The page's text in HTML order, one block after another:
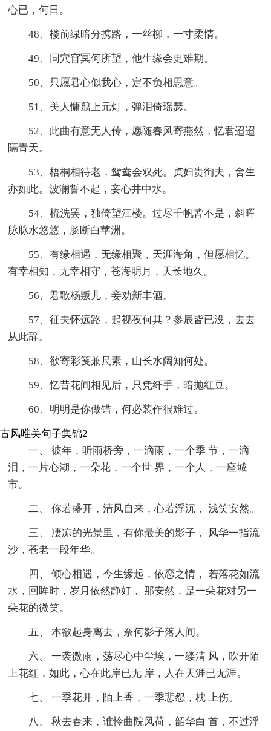
心已，何日。
48、楼前绿暗分携路，一丝柳，一寸柔情。
49、同穴窅冥何所望，他生缘会更难期。
50、只愿君心似我心，定不负相思意。
51、美人慵翦上元灯，弹泪倚瑶瑟。
52、此曲有意无人传，愿随春风寄燕然，忆君迢迢
隔青天。
53、梧桐相待老，鸳鸯会双死。贞妇贵徇夫，舍生
亦如此。波澜誓不起，妾心井中水。
54、梳洗罢，独倚望江楼。过尽千帆皆不是，斜晖
脉脉水悠悠，肠断白苹洲。
55、有缘相遇，无缘相聚，天涯海角，但愿相忆。
有幸相知，无幸相守，苍海明月，天长地久。
56、君歌杨叛儿，妾劝新丰酒。
57、征夫怀远路，起视夜何其？参辰皆已没，去去
从此辞。
58、欲寄彩笺兼尺素，山长水阔知何处。
59、忆昔花间相见后，只凭纤手，暗抛红豆。
60、明明是你做错，何必装作很难过。
古风唯美句子集锦2
一、 彼年，听雨桥旁，一滴雨，一个季 节，一滴
泪，一片心湖，一朵花，一个世 界，一个人，一座城
市。
二、 你若盛开，清风自来，心若浮沉， 浅笑安然。
三、 凄凉的光景里，有你最美的影子， 风华一指流
沙，苍老一段年华。
四、 倾心相遇，今生缘起，依恋之情， 若落花如流
水，回眸时，岁月依然静好， 那安然，是一朵花对另一
朵花的微笑。
五、 本欲起身离去，奈何影子落人间。
六、 一袭微雨，荡尽心中尘埃，一缕清 风，吹开陌
上花红，如此，心在此岸已无 岸，人在天涯已无涯。
七、 一季花开，陌上香，一季悲怨，枕 上伤。
八、 秋去春来，谁怜曲院风荷，韶华白 首，不过浮